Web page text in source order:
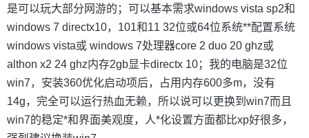
是可以玩大部分网游的；可以基本需求windows vista sp2和
windows 7 directx10，101和11 32位或64位系统**配置系统
windows vista或 windows 7处理器core 2 duo 20 ghz或
althon x2 24 ghz内存2gb显卡directx 10；我的电脑是32位
win7，安装360优化启动项后，占用内存600多m，没有
14g，完全可以运行热血无赖，所以说可以更换到win7而且
win7的稳定*和界面美观度，人*化设置方面都比xp好很多，